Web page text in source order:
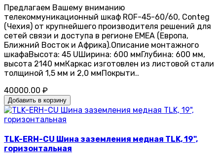
Предлагаем Вашему вниманию
телекоммуникационный шкаф ROF-45-60/60, Conteg
(Чехия) от крупнейшего производителя решений для
сетей связи и доступа в регионе EMEA (Европа,
Ближний Восток и Африка).Описание монтажного
шкафаВысота: 45 UШирина: 600 ммГлубина: 600 мм,
высота 2140 ммКаркас изготовлен из листовой стали
толщиной 1,5 мм и 2,0 ммПокрыти..
40000.00 ₽
Добавить в корзину
TLK-ERH-CU Шина заземления медная TLK, 19",
горизонтальная